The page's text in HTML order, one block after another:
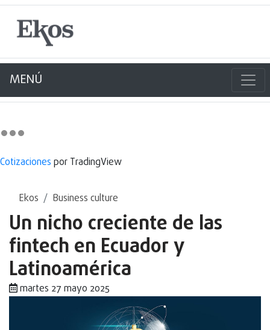
MENÚ
Cotizaciones por TradingView
Ekos Business culture
Un nicho creciente de las
fintech en Ecuador y
Latinoamérica
martes 27 mayo 2025